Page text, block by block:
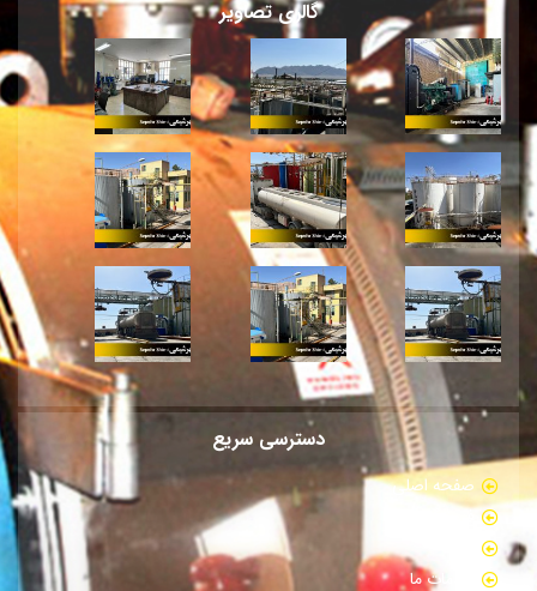
گالری تصاویر
دسترسی سریع
صفحه اصلی
فروشگاه
خدمات ما